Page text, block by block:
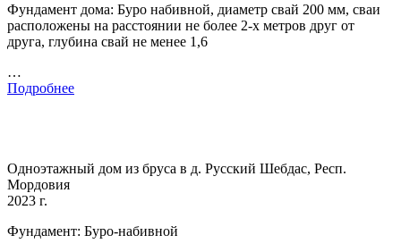
Фундамент дома: Буро набивной, диаметр свай 200 мм, сваи
расположены на расстоянии не более 2-х метров друг от
друга, глубина свай не менее 1,6
…
Подробнее
Одноэтажный дом из бруса в д. Русский Шебдас, Респ.
Мордовия
2023 г.
Фундамент: Буро-набивной